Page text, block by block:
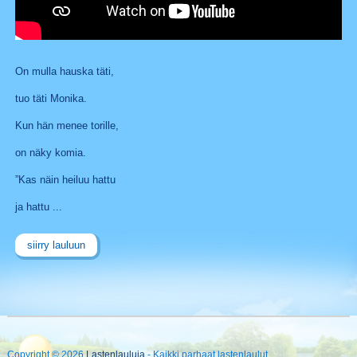
On mulla hauska täti,
tuo täti Monika.
Kun hän menee torille,
on näky komia.
”Kas näin heiluu hattu
ja hattu ...
siirry lauluun